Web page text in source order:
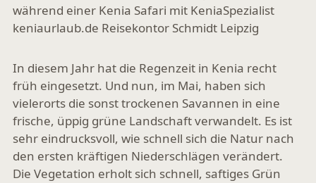
In diesem Jahr hat die Regenzeit in Kenia recht
früh eingesetzt. Und nun, im Mai, haben sich
vielerorts die sonst trockenen Savannen in eine
frische, üppig grüne Landschaft verwandelt. Es ist
sehr eindrucksvoll, wie schnell sich die Natur nach
den ersten kräftigen Niederschlägen verändert.
Die Vegetation erholt sich schnell, saftiges Grün